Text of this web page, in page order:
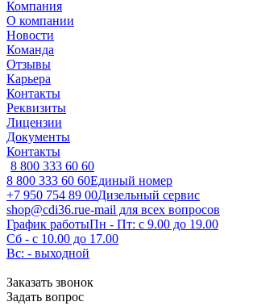
Компания
О компании
Новости
Команда
Отзывы
Карьера
Контакты
Реквизиты
Лицензии
Документы
Контакты
8 800 333 60 60
8 800 333 60 60Единый номер
+7 950 754 89 00Дизельный сервис
shop@cdi36.rue-mail для всех вопросов
График работыПн - Пт: с 9.00 до 19.00
Сб - с 10.00 до 17.00
Вс: - выходной
Заказать звонок
Задать вопрос